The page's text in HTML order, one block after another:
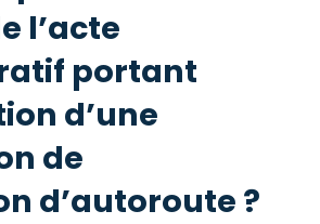
l’acte
portant
d’une
de
d’autoroute ?